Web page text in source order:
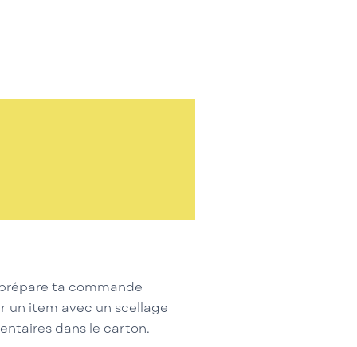
ta commande
item avec un scellage
dans le carton.